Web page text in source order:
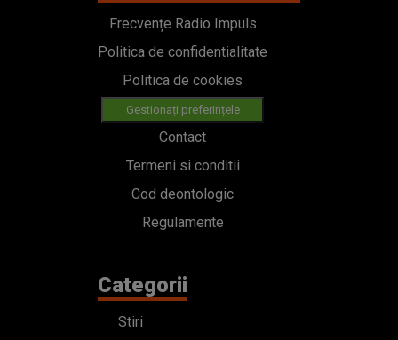
Frecvențe Radio Impuls
Politica de confidentialitate
Politica de cookies
Gestionați preferințele
Contact
Termeni si conditii
Cod deontologic
Regulamente
Categorii
Stiri